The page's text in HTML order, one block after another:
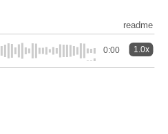
readme
0:00 1.0x